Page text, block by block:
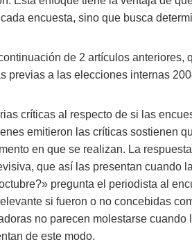
encuesta, sino que busca
de 2 artículos anteriores,
previas a las elecciones internas
críticas al respecto de si las
emitieron las críticas sostienen
en que se realizan. La
que así las presentan cuando
pregunta el periodista al
si fueron o no concebidas
no parecen molestarse
de este modo.